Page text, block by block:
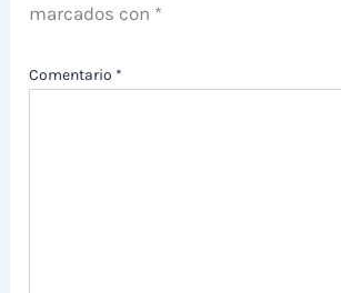
marcados con *
Comentario *